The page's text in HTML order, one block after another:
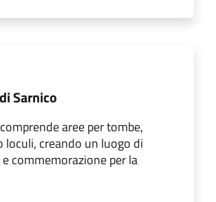
Sarnico
aree per tombe,
loculi, creando un luogo di
commemorazione per la